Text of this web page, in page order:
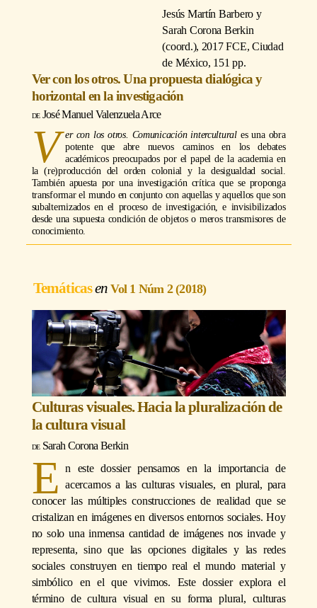
Jesús Martín Barbero y
Sarah Corona Berkin
(coord.), 2017 FCE, Ciudad
de México, 151 pp.
Ver con los otros. Una propuesta dialógica y
horizontal en la investigación
José Manuel Valenzuela Arce
V er con los otros. Comunicación interculturales una obra
potente que abre nuevos caminos en los debates
académicos preocupados por el papel de la academia en
la (re)producción del orden colonial y la desigualdad social.
También apuesta por una investigación crítica que se proponga
transformar el mundo en conjunto con aquellas y aquellos que son
subalternizados en el proceso de investigación, e invisibilizados
desde una supuesta condición de objetos o meros transmisores de
conocimiento.
Temáticas Vol 1 Núm 2 (2018)
Culturas visuales. Hacia la pluralización de
la cultura visual
Sarah Corona Berkin
E
n este dossier pensamos en la importancia de
acercarnos a las culturas visuales, en plural, para
conocer las múltiples construcciones de realidad que se
cristalizan en imágenes en diversos entornos sociales. Hoy
no solo una inmensa cantidad de imágenes nos invade y
representa, sino que las opciones digitales y las redes
sociales construyen en tiempo real el mundo material y
simbólico en el que vivimos. Este dossier explora el
término de cultura visual en su forma plural, culturas